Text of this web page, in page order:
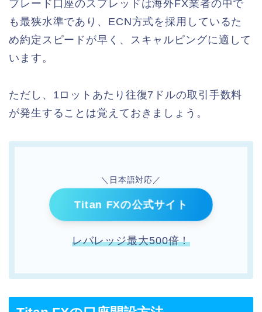
ブレード口座のスプレッドは海外FX業者の中で
も最狭水準であり、ECN方式を採用しているた
め約定スピードが早く、スキャルピングに適して
います。
ただし、1ロットあたり往復7ドルの取引手数料
が発生することは覚えておきましょう。
＼日本語対応／
Titan FXの公式サイト
レバレッジ最大500倍！